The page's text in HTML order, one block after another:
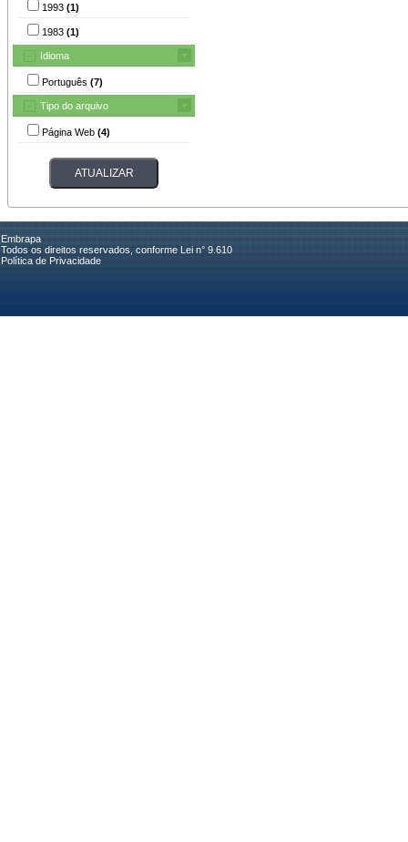
1993 (1)
1983 (1)
Idioma
Português (7)
Tipo do arquivo
Página Web (4)
Embrapa
Todos os direitos reservados, conforme Lei n° 9.610
Política de Privacidade